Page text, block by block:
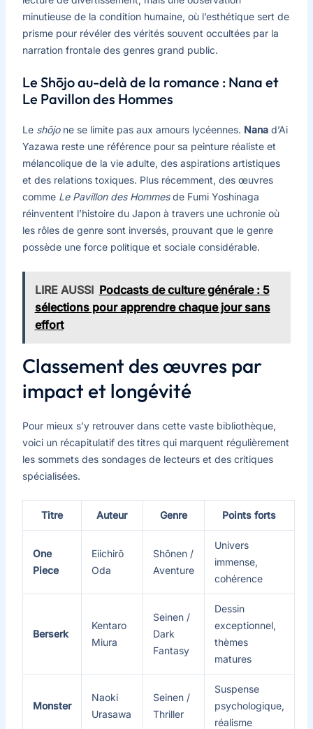
minutieuse de la condition humaine, où l’esthétique sert de
prisme pour révéler des vérités souvent occultées par la
narration frontale des genres grand public.
Le Shōjo au-delà de la romance : Nana et
Le Pavillon des Hommes
Le shōjone se limite pas aux amours lycéennes. Nanad’Ai
Yazawa reste une référence pour sa peinture réaliste et
mélancolique de la vie adulte, des aspirations artistiques
et des relations toxiques. Plus récemment, des œuvres
comme Le Pavillon des Hommesde Fumi Yoshinaga
réinventent l’histoire du Japon à travers une uchronie où
les rôles de genre sont inversés, prouvant que le genre
possède une force politique et sociale considérable.
LIRE AUSSI Podcasts de culture générale : 5
sélections pour apprendre chaque jour sans
effort
Classement des œuvres par
impact et longévité
Pour mieux s’y retrouver dans cette vaste bibliothèque,
voici un récapitulatif des titres qui marquent régulièrement
les sommets des sondages de lecteurs et des critiques
spécialisées.
Titre Auteur Genre Points forts
One
Piece
Eiichirō
Oda
Shōnen /
Aventure
Univers
immense,
cohérence
Berserk
Kentaro
Miura
Seinen /
Dark
Fantasy
Dessin
exceptionnel,
thèmes
matures
Monster
Naoki
Urasawa
Seinen /
Thriller
Suspense
psychologique,
réalisme